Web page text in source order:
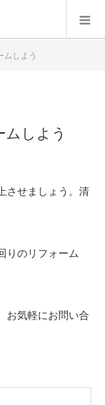
ムしよう
しよう
させましょう。清
りのリフォーム
お気軽にお問い合